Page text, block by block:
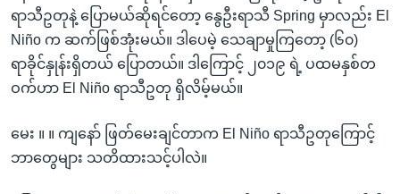
ရာသီဥတုနဲ့ ပြောမယ်ဆိုရင်တော့ နွေဦးရာသီ Spring မှာလည်း El
Niño က ဆက်ဖြစ်အုံးမယ်။ ဒါပေမဲ့ သေချာမှုကြတော့ (၆၀)
ရာခိုင်နှုန်းရှိတယ် ပြောတယ်။ ဒါကြောင့် ၂၀၁၉ ရဲ့ ပထမနှစ်တ
ဝက်ဟာ El Niño ရာသီဥတု ရှိလိမ့်မယ်။
မေး ။ ။ ကျနော် ဖြတ်မေးချင်တာက El Niño ရာသီဥတုကြောင့်
ဘာတွေများ သတိထားသင့်ပါလဲ။